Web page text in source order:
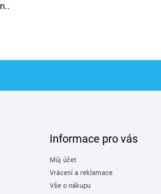
Informace pro vás
Můj účet
Vrácení a reklamace
Vše o nákupu